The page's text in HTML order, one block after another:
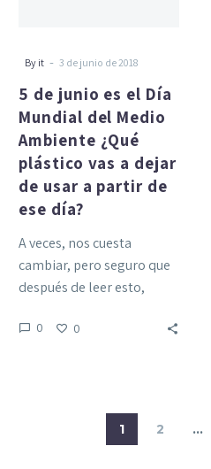
¿Qué
plástico
vas
a
dejar
a
partir
de
By it - 3 de junio de 2018
5 de junio es el Día
Mundial del Medio
Ambiente ¿Qué
plástico vas a dejar
de usar a partir de
ese día?
A veces, nos cuesta
cambiar, pero seguro que
después de leer esto,
próxima vez que te…
0 0
1 2 …